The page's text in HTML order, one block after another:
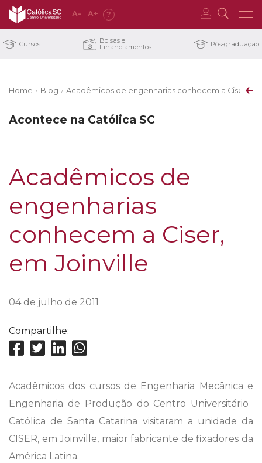
A- A+ ?
Cursos Bolsas e
Financiamentos Pós-graduação
Home / Blog / Acadêmicos de engenharias conhecem a Ciser,
Acontece na Católica SC
Acadêmicos de
engenharias
conhecem a Ciser,
em Joinville
04 de julho de 2011
Compartilhe:
Acadêmicos dos cursos de Engenharia Mecânica e
Engenharia de Produção do Centro Universitário 
Católica de Santa Catarina visitaram a unidade da
CISER, em Joinville, maior fabricante de fixadores da
América Latina.